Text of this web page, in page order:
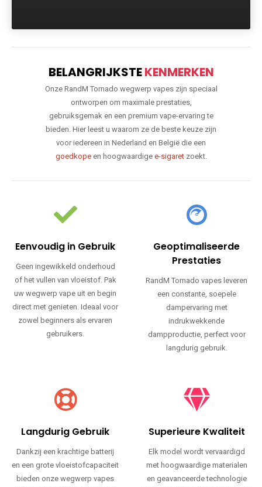
BELANGRIJKSTEKENMERKEN
Onze RandM Tornado wegwerp vapes zijn speciaal
ontworpen om maximale prestaties,
gebruiksgemak en een premium vape-ervaring te
bieden. Hier leest u waarom ze de beste keuze zijn
voor iedereen in Nederland en België die een
goedkopeen hoogwaardige e-sigaretzoekt.
Eenvoudig in Gebruik
Geen ingewikkeld onderhoud
of het vullen van vloeistof. Pak
uw wegwerp vape uit en begin
direct met genieten. Ideaal voor
zowel beginners als ervaren
gebruikers.
Geoptimaliseerde
Prestaties
RandM Tornado vapes leveren
een constante, soepele
dampervaring met
indrukwekkende
dampproductie, perfect voor
langdurig gebruik.
Langdurig Gebruik
Dankzij een krachtige batterij
en een grote vloeistofcapaciteit
bieden onze wegwerp vapes
Superieure Kwaliteit
Elk model wordt vervaardigd
met hoogwaardige materialen
en geavanceerde technologie